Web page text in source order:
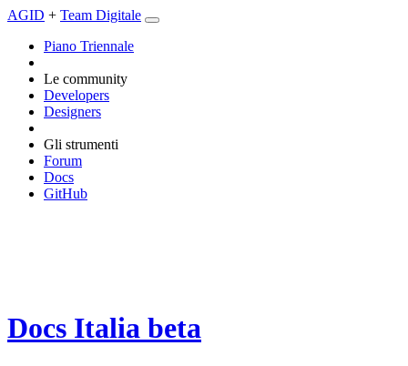
AGID + Team Digitale
Piano Triennale
Le community
Developers
Designers
Gli strumenti
Forum
Docs
GitHub
Docs Italia beta